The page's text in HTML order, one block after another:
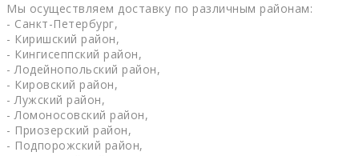
Мы осуществляем доставку по различным районам:
- Санкт-Петербург,
- Киришский район,
- Кингисеппский район,
- Лодейнопольский район,
- Кировский район,
- Лужский район,
- Ломоносовский район,
- Приозерский район,
- Подпорожский район,